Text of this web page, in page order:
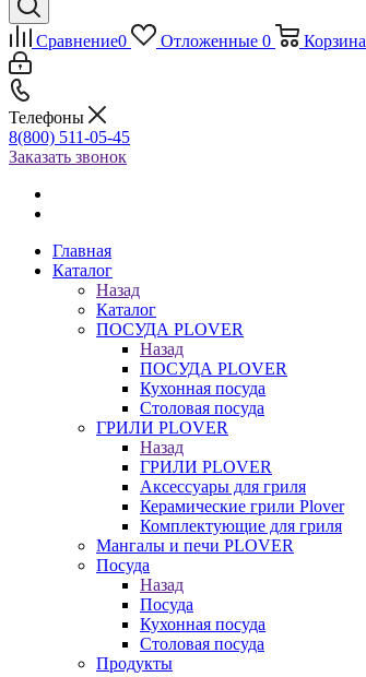
Сравнение0 Отложенные 0 Корзина
Телефоны
8(800) 511-05-45
Заказать звонок
Главная
Каталог
Назад
Каталог
ПОСУДА PLOVER
Назад
ПОСУДА PLOVER
Кухонная посуда
Столовая посуда
ГРИЛИ PLOVER
Назад
ГРИЛИ PLOVER
Аксессуары для гриля
Керамические грили Plover
Комплектующие для гриля
Мангалы и печи PLOVER
Посуда
Назад
Посуда
Кухонная посуда
Столовая посуда
Продукты